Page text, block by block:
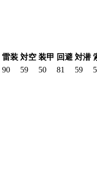
雷装 対空 装甲 回避 対潜
90 59 50 81 59